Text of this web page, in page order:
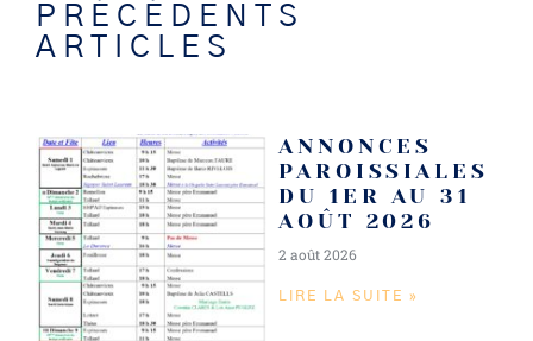
PRÉCÉDENTS
ARTICLES
ANNONCES
PAROISSIALES
DU 1ER AU 31
AOÛT 2026
2 août 2026
LIRE LA SUITE »